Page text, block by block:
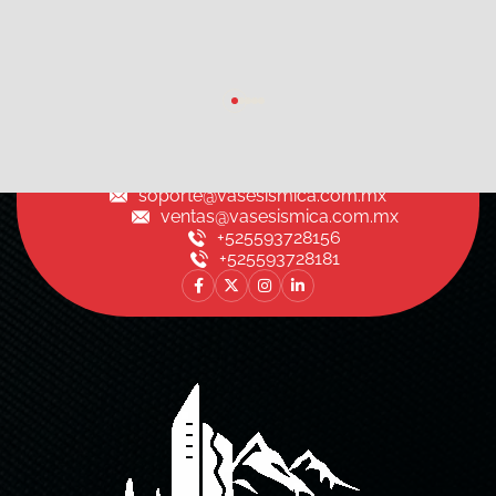
soporte@vasesismica.com.mx
ventas@vasesismica.com.mx
+525593728156
+525593728181